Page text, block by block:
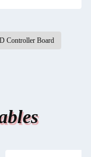
Controller Board